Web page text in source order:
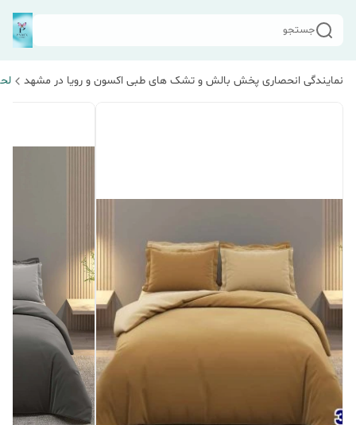
جستجو
نمایندگی انحصاری پخش بالش و تشک های طبی اکسون و رویا در مشهد